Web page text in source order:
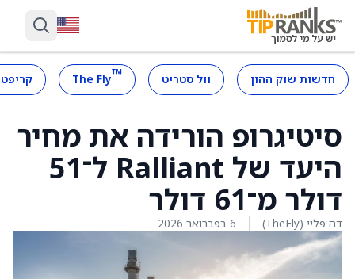
חדשות שוק ההון וול סטריט ™
The Fly
סיטיגרופ הורידה את מחיר
היעד של Ralliant ל־51
דולר מ־61 דולר
דה פליי (TheFly) 6 בפברואר 2026